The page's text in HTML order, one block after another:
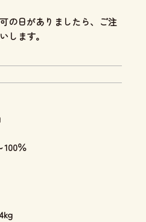
の日がありましたら、ご注
します。
100％